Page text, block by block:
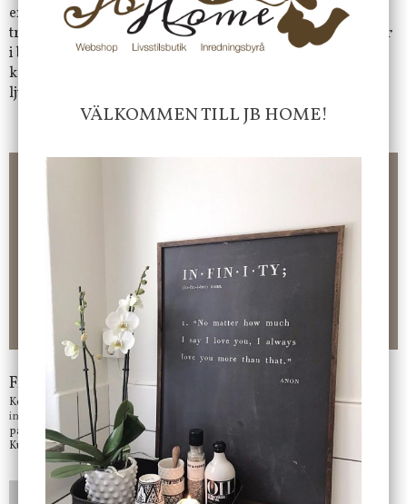
exempel. som serveringsbricka på sängkanten eller i
trädgården. För att förvara dina badprodukter och krämer
i badrummet, för nycklar etc. i entrén, för oljor och
kryddor i köket, eller som dekorationsfat för blockljus,
ljusstakar och vaser.
Faktura 0 kr. Hos oss betalar du enkelt och smidigt med KLARNA
CHECKOUT. Välj själv hur du vill betala mellan alla Klarnas
betalningstjänster. Och du kan även välja PAYSON betalningstjänst.
Nöjda kunder och strävar efter att ha snabba leveranser!
-ligt Tack för att just Du tittar in hos Jb Home!
Frågor?
Kontakta oss på
info@jbhome.seVi svarar
på mail så fort vi kan.
Kundtjänst telefontid öppet vardagar mellan 10.00 - 15.00
LÄGG I ÖNSKELISTA
VÄLKOMMEN TILL JB HOME!